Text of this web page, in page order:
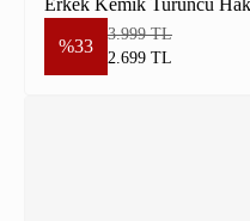
%33
3.999 TL
2.699 TL